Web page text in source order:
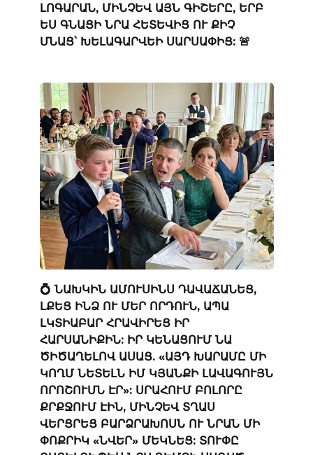
ԼՈԳԱՐԱՆ, ՄԻՆՉԵՎ ԱՅՆ ԳԻՇԵՐԸ, ԵՐԲ
ԵՍ ԳՆԱՑԻ ՆՐԱ ՀԵՏԵՎԻՑ ՈՒ ՔԻՉ
ՄՆԱՑ՝ ԽԵԼԱԳԱՐՎԵԻ ՍԱՐՍԱՓԻՑ: 🚨
💍 ՆԱԽԿԻՆ ԱՄՈՒՍԻՆՍ ԴԱՎԱՃԱՆԵՑ,
ԼՔԵՑ ԻՆՁ ՈՒ ՄԵՐ ՈՐԴՈՒՆ, ԱՊԱ
ԼԿՏԻԱԲԱՐ ՀՐԱՎԻՐԵՑ ԻՐ
ՀԱՐՍԱՆԻՔԻՆ: ԻՐ ԿԵՆԱՑՈՒՄ ՆԱ
ԾԻԾԱՂԵԼՈՎ ԱՍԱՑ. «ԱՅԴ ԽԱՐԱՄԸ ՄԻ
ԿՈՂՄ ՆԵՏԵԼՆ ԻՄ ԿՅԱՆՔԻ ԼԱՎԱԳՈՒՅՆ
ՈՐՈՇՈՒՄՆ ԷՐ»: ՍՐԱՀՈՒՄ ԲՈԼՈՐԸ
ՔՐՔՋՈՒՄ ԷԻՆ, ՄԻՆՉԵՎ ՏՂԱՍ
ՎԵՐՑՐԵՑ ԲԱՐՁՐԱԽՈՍՆ ՈՒ ՆՐԱՆ ՄԻ
ՓՈՔՐԻԿ «ՆՎԵՐ» ՄԵԿՆԵՑ: ՏՈՒՓԸ